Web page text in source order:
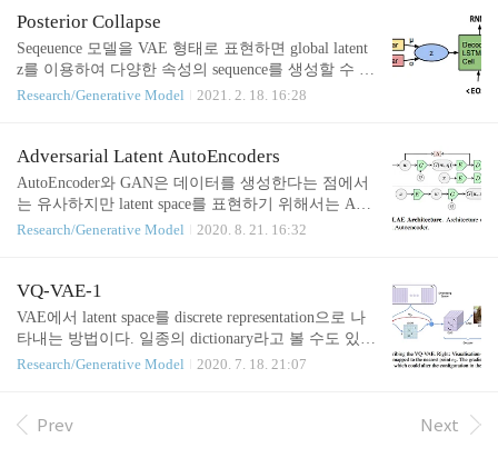
nealing(epoch, start, end, rate=0.9): return end + (start -
end)*(rate)**epoch References [1] S. R. Bowman et al.,
Generating Sentences from a Continuous Space, CoNLL
Posterior Collapse
Seqeuence 모델을 VAE 형태로 표현하면 global latent
z를 이용하여 다양한 속성의 sequence를 생성할 수 있
다. 이때, decoder가 encoder의 condition을 무시하고 se
떤 local optima에 빠지는 상황인데 한동대 김인중 교
수님께서 그 이유를 잘 정리해주셨다. Posterior collap
se가 발생하는 이유 1. Decoder가 latent z 없이 과거 데
이터만으로 충분히 generation이 가능한 경우 2. Ill-po
sed problem이기 때문에 조건에 맞는 다양한 latent z
Research/Generative Model 2021. 2. 18. 16:28
Adversarial Latent AutoEncoders
AutoEncoder와 GAN은 데이터를 생성한다는 점에서
는 유사하지만 latent space를 표현하기 위해서는 AE
의 encoder-decoder design이 더 자연스럽다. (하지만
아주지 않아도 딥러닝이 궁극의 feature를 알아서 만
들어준다는 기대가 있기 때문이다. 이 feature는 각 un
it이 하나의 semantic을 표현하도록 잘 disentangle 되
어야 한다. 본 논문에서는 GAN과 비슷한 수준으로
데이터를 생성하고, disentangled representation을 학습
Research/Generative Model 2020. 8. 21. 16:32
VQ-VAE-1
VAE에서 latent space를 discrete representation으로 나
타내는 방법이다. 일종의 dictionary라고 볼 수도 있는
데, continuous feature를 사전에 정해진 개수만큼 train
al fit for many domains (vision, nlp, speech) - Good gen
Research/Generative Model 2020. 7. 18. 21:07
Prev Next